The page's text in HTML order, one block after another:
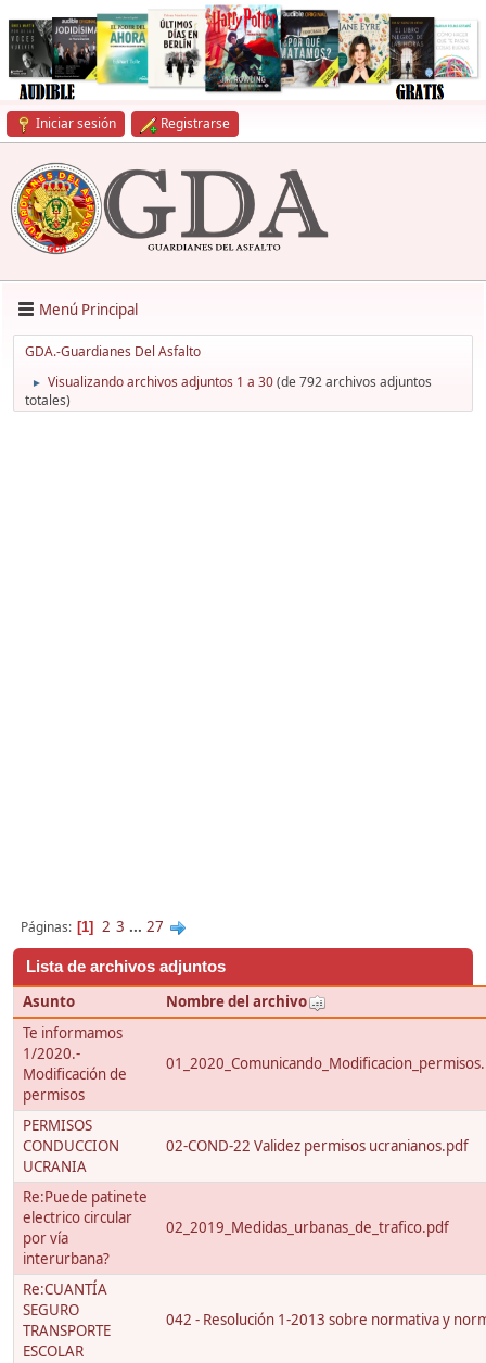
Iniciar sesión Registrarse
Menú Principal
GDA.-Guardianes Del Asfalto
► Visualizando archivos adjuntos 1 a 30(de 792 archivos adjuntos
totales)
Páginas 1 2 3 ... 27
Lista de archivos adjuntos
Asunto
Nombre del archivo
Te informamos
1/2020.-
Modificación de
permisos
PERMISOS
CONDUCCION
UCRANIA
02-COND-22 Validez permisos ucranianos.pdf
Re:Puede patinete
electrico circular
por vía
interurbana?
02_2019_Medidas_urbanas_de_trafico.pdf
Re:CUANTÍA
SEGURO
TRANSPORTE
ESCOLAR
042 - Resolución 1-2013 sobre normativa y